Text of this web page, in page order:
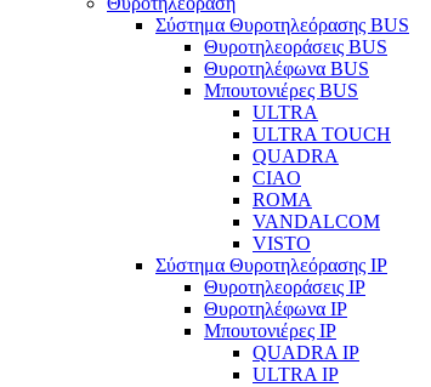
Σύστημα Θυροτηλεόρασης BUS
Θυροτηλεοράσεις BUS
Θυροτηλέφωνα BUS
Μπουτονιέρες BUS
ULTRA
ULTRA TOUCH
QUADRA
CIAO
ROMA
VANDALCOM
VISTO
Σύστημα Θυροτηλεόρασης IP
Θυροτηλεοράσεις IP
Θυροτηλέφωνα IP
Μπουτονιέρες IP
QUADRA IP
ULTRA IP